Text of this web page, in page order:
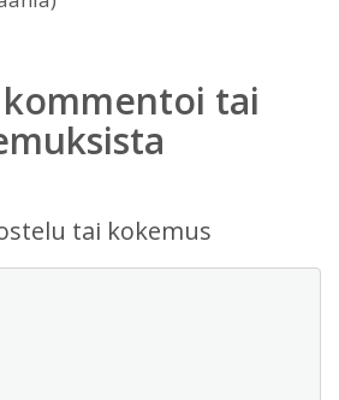
tai
tai kokemus